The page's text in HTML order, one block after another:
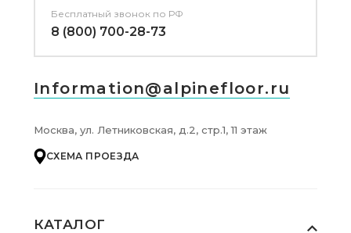
КАТАЛОГ
Бесплатный звонок по РФ
8 (800) 700-28-73
Information@alpinefloor.ru
Москва, ул. Летниковская, д.2, стр.1, 11 этаж
СХЕМА ПРОЕЗДА